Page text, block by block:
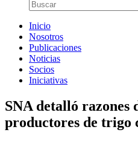
Inicio
Nosotros
Publicaciones
Noticias
Socios
Iniciativas
SNA detalló razones
productores de trigo